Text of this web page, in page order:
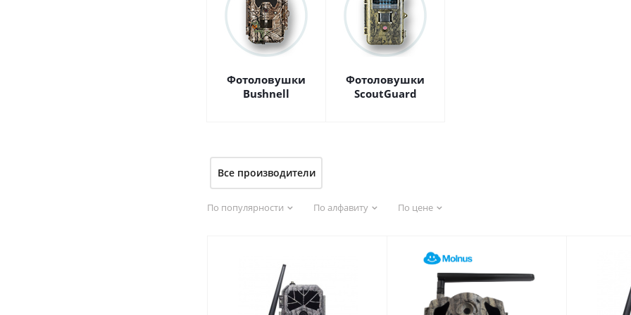
Фотоловушки
Bushnell
Фотоловушки
ScoutGuard
Все производители
По популярности По алфавиту По цене